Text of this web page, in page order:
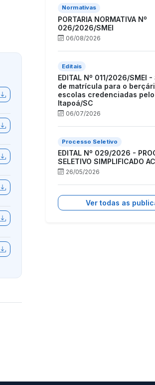
Normativas
PORTARIA NORMATIVA Nº
026/2026/SMEI
06/08/2026
Editais
EDITAL Nº 011/2026/SMEI
de matrícula para o
escolas credenciadas
Itapoá/SC
06/07/2026
Processo Seletivo
EDITAL Nº 029/2026 -
SELETIVO SIMPLIFICADO
26/05/2026
Ver todas as